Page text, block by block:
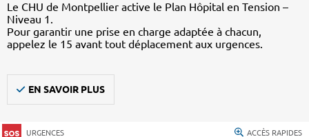
Le CHU de Montpellier active le Plan Hôpital en Tension –
Niveau 1.
Pour garantir une prise en charge adaptée à chacun,
appelez le 15 avant tout déplacement aux urgences.
EN SAVOIR PLUS
URGENCES ACCÈS RAPIDES